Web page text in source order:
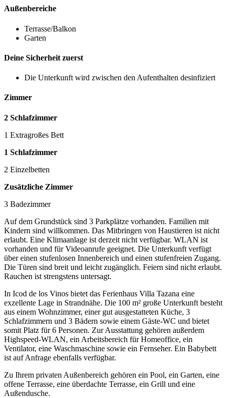
Außenbereiche
Terrasse/Balkon
Garten
Deine Sicherheit zuerst
Die Unterkunft wird zwischen den Aufenthalten desinfiziert
Zimmer
2 Schlafzimmer
1 Extragroßes Bett
1 Schlafzimmer
2 Einzelbetten
Zusätzliche Zimmer
3 Badezimmer
Auf dem Grundstück sind 3 Parkplätze vorhanden. Familien mit
Kindern sind willkommen. Das Mitbringen von Haustieren ist nicht
erlaubt. Eine Klimaanlage ist derzeit nicht verfügbar. WLAN ist
vorhanden und für Videoanrufe geeignet. Die Unterkunft verfügt
über einen stufenlosen Innenbereich und einen stufenfreien Zugang.
Die Türen sind breit und leicht zugänglich. Feiern sind nicht erlaubt.
Rauchen ist strengstens untersagt.
In Icod de los Vinos bietet das Ferienhaus Villa Tazana eine
exzellente Lage in Strandnähe. Die 100 m² große Unterkunft besteht
aus einem Wohnzimmer, einer gut ausgestatteten Küche, 3
Schlafzimmern und 3 Bädern sowie einem Gäste-WC und bietet
somit Platz für 6 Personen. Zur Ausstattung gehören außerdem
Highspeed-WLAN, ein Arbeitsbereich für Homeoffice, ein
Ventilator, eine Waschmaschine sowie ein Fernseher. Ein Babybett
ist auf Anfrage ebenfalls verfügbar.
Zu Ihrem privaten Außenbereich gehören ein Pool, ein Garten, eine
offene Terrasse, eine überdachte Terrasse, ein Grill und eine
Außendusche.